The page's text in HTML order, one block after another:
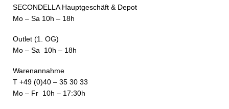
SECONDELLA Hauptgeschäft & Depot
Mo – Sa 10h – 18h
Outlet (1. OG)
Mo – Sa 10h – 18h
Warenannahme
T +49 (0)40 – 35 30 33
Mo – Fr 10h – 17:30h